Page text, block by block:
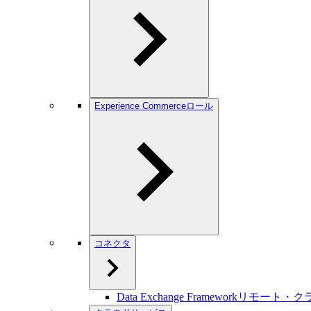
Experience Commerceロール
コネクタ
Data Exchange Frameworkリモート・ク